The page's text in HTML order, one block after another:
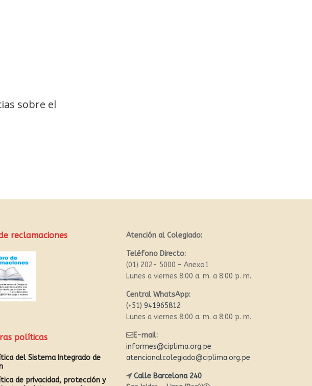
sobre el
reclamaciones
políticas
del Sistema Integrado de
de privacidad, protección y
Atención al Colegiado:
Teléfono Directo:
(01) 202- 5000 – Anexo1
Lunes a viernes 8:00 a. m. a 8:00 p. m.
Central WhatsApp:
(+51) 941965812
Lunes a viernes 8:00 a. m. a 8:00 p. m.
E-mail:
informes@ciplima.org.pe
atencionalcolegiado@ciplima.org.pe
Calle Barcelona 240